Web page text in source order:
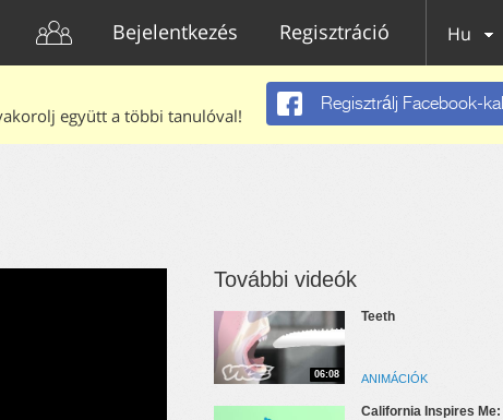
Bejelentkezés Regisztráció Hu
együtt a többi tanulóval!
Regisztrálj Facebook-kal
További videók
06:08
Teeth
ANIMÁCIÓK
California Inspires Me: